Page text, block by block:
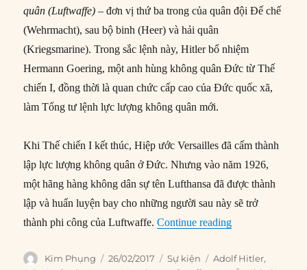
quân (Luftwaffe) – đơn vị thứ ba trong của quân đội Đế chế
(Wehrmacht), sau bộ binh (Heer) và hải quân
(Kriegsmarine). Trong sắc lệnh này, Hitler bổ nhiệm
Hermann Goering, một anh hùng không quân Đức từ Thế
chiến I, đồng thời là quan chức cấp cao của Đức quốc xã,
làm Tổng tư lệnh lực lượng không quân mới.
Khi Thế chiến I kết thúc, Hiệp ước Versailles đã cấm thành
lập lực lượng không quân ở Đức. Nhưng vào năm 1926,
một hãng hàng không dân sự tên Lufthansa đã được thành
lập và huấn luyện bay cho những người sau này sẽ trở
thành phi công của Luftwaffe.Continue reading“26/02/1935:
Author
Kim Phụng
Posted
26/02/2017 Categories
Sự kiện Tags
Adolf Hitler,